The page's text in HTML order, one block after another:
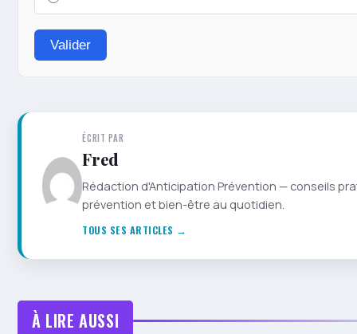
Valider
ÉCRIT PAR
Fred
Rédaction d'Anticipation Prévention — conseils
prévention et bien-être au quotidien.
TOUS SES ARTICLES →
À LIRE AUSSI